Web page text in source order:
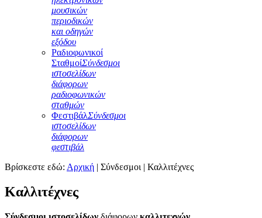
μουσικών
περιοδικών
και οδηγών
εξόδου
Ραδιοφωνικοί
ΣταθμοίΣύνδεσμοι
ιστοσελίδων
διάφορων
ραδιοφωνικών
σταθμών
ΦεστιβάλΣύνδεσμοι
ιστοσελίδων
διάφορων
φεστιβάλ
Βρίσκεστε εδώ: Αρχική | Σύνδεσμοι| Καλλιτέχνες
Καλλιτέχνες